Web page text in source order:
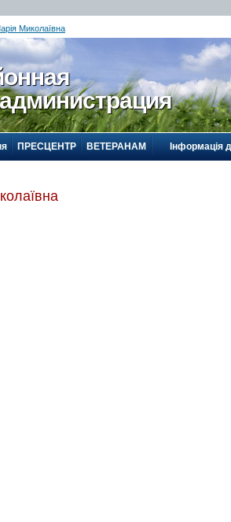
Миколаївна
ПРЕСЦЕНТР ВЕТЕРАНАМ Інформація